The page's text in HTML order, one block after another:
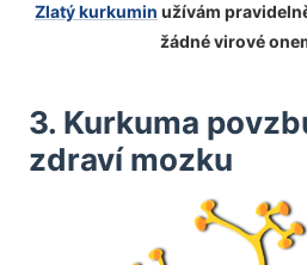
Zlatý kurkumin užívám
žádné virové
3. Kurkuma
zdraví mozku